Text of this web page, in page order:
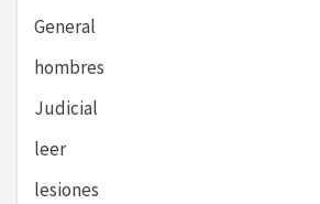
General
hombres
Judicial
leer
lesiones